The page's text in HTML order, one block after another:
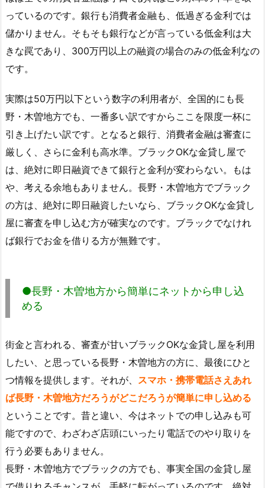
っているのです。銀行も消費者金融も、低過ぎる金利では
儲かりません。そもそも銀行などが言っている低金利は大
きな罠であり、300万円以上の融資の場合のみの低金利なの
です。
実際は50万円以下という数字の利用者が、全国的にも長
野・木曽地方でも、一番多い訳ですからここを限度一杯に
引き上げたい訳です。となると銀行、消費者金融は審査に
厳しく、さらに金利も高水準。ブラックOKな金貸し屋で
は、絶対に即日融資できて銀行と金利が変わらない。もは
や、考える余地もありません。長野・木曽地方でブラック
の方は、絶対に即日融資したいなら、ブラックOKな金貸し
屋に審査を申し込む方が確実なのです。ブラックでなけれ
ば銀行でお金を借りる方が無難です。
●長野・木曽地方から簡単にネットから申し込
める
街金と言われる、審査が甘いブラックOKな金貸し屋を利用
したい、と思っている長野・木曽地方の方に、最後にひと
つ情報を提供します。それが、 スマホ・携帯電話さえあれ
ば長野・木曽地方だろうがどこだろうが簡単に申し込める
ということです。昔と違い、今はネットでの申し込みも可
能ですので、わざわざ店頭にいったり電話でのやり取りを
行う必要もありません。
長野・木曽地方でブラックの方でも、事実全国の金貸し屋